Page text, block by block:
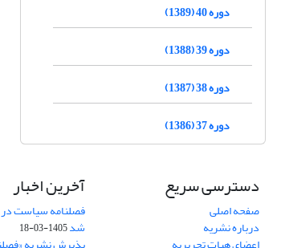
دوره 40 (1389)
دوره 39 (1388)
دوره 38 (1387)
دوره 37 (1386)
دسترسی سریع
صفحه اصلی
درباره نشریه
آخرین اخبار
شد1405-03-18